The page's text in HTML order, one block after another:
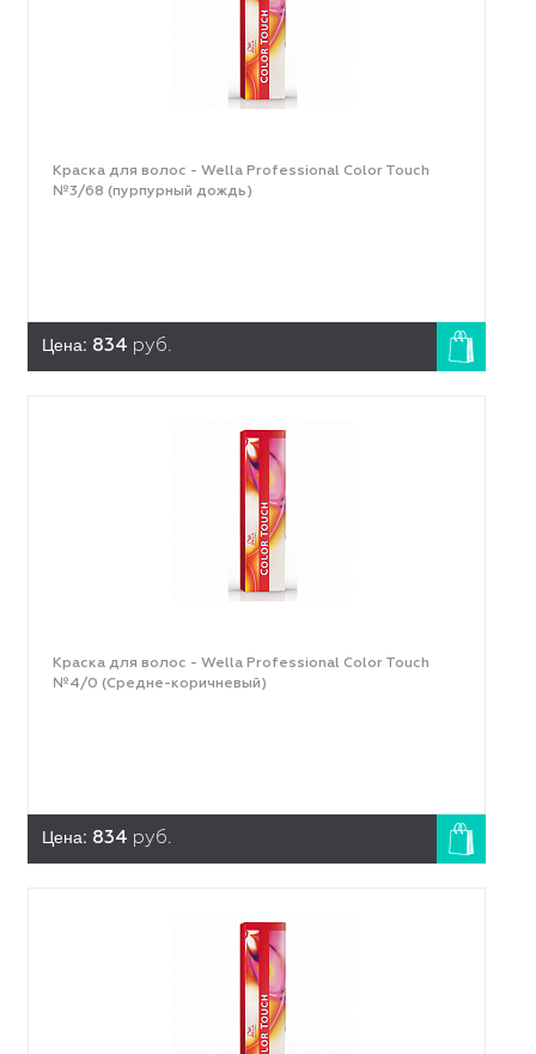
Краска для волос - Wella Professional Color Touch
№3/68 (пурпурный дождь)
Цена: 834 руб.
Краска для волос - Wella Professional Color Touch
№4/0 (Средне-коричневый)
Цена: 834 руб.